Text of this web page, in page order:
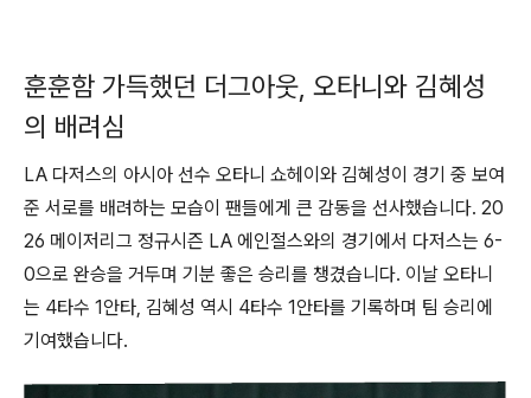
훈훈함 가득했던 더그아웃, 오타니와 김혜성
의 배려심
LA 다저스의 아시아 선수 오타니 쇼헤이와 김혜성이 경기 중 보여
준 서로를 배려하는 모습이 팬들에게 큰 감동을 선사했습니다. 20
26 메이저리그 정규시즌 LA 에인절스와의 경기에서 다저스는 6-
0으로 완승을 거두며 기분 좋은 승리를 챙겼습니다. 이날 오타니
는 4타수 1안타, 김혜성 역시 4타수 1안타를 기록하며 팀 승리에
기여했습니다.